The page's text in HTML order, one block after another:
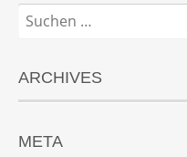
Suchen
nach:
ARCHIVES
META